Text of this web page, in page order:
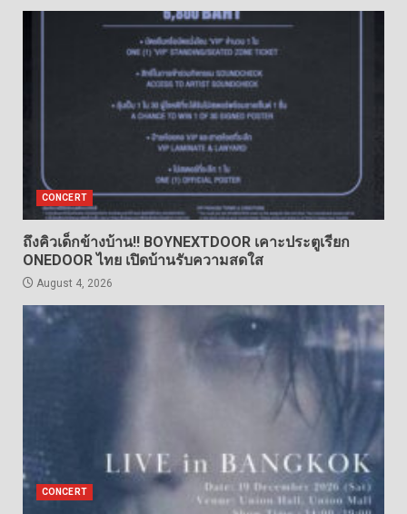
CONCERT
ถึงคิวเด็กข้างบ้าน!! BOYNEXTDOOR เคาะประตูเรียก
ONEDOOR ไทย เปิดบ้านรับความสดใส
August 4, 2026
CONCERT